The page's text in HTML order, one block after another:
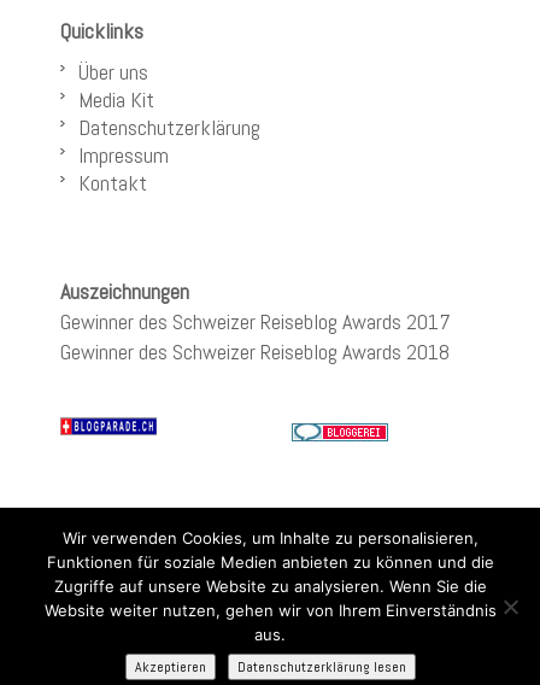
Quicklinks
Über uns
Media Kit
Datenschutzerklärung
Impressum
Kontakt
Auszeichnungen
Gewinner des Schweizer Reiseblog Awards 2017
Gewinner des Schweizer Reiseblog Awards 2018
Wir verwenden Cookies, um Inhalte zu personalisieren,
Funktionen für soziale Medien anbieten zu können und die
Zugriffe auf unsere Website zu analysieren. Wenn Sie die
Website weiter nutzen, gehen wir von Ihrem Einverständnis
aus.
Akzeptieren
Datenschutzerklärung lesen